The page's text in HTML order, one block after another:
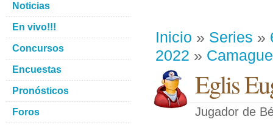
Inicio » Series »
2022 »
Eglis
Jugador de
Noticias
En vivo!!!
Concursos
Encuestas
Pronósticos
Foros